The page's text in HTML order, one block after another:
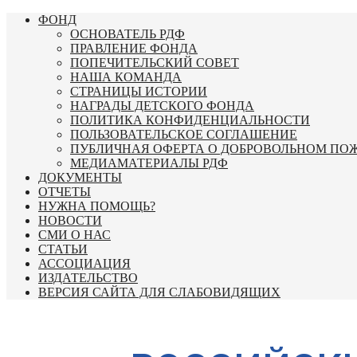
Перейти
содержимому
ФОНД
ОСНОВАТЕЛЬ РДФ
ПРАВЛЕНИЕ ФОНДА
ПОПЕЧИТЕЛЬСКИЙ СОВЕТ
НАША КОМАНДА
СТРАНИЦЫ ИСТОРИИ
НАГРАДЫ ДЕТСКОГО ФОНДА
ПОЛИТИКА КОНФИДЕНЦИАЛЬНОСТИ
ПОЛЬЗОВАТЕЛЬСКОЕ СОГЛАШЕНИЕ
ПУБЛИЧНАЯ ОФЕРТА О ДОБРОВОЛЬНОМ
МЕДИАМАТЕРИАЛЫ РДФ
ДОКУМЕНТЫ
ОТЧЕТЫ
НУЖНА ПОМОЩЬ?
НОВОСТИ
СМИ О НАС
СТАТЬИ
АССОЦИАЦИЯ
ИЗДАТЕЛЬСТВО
ВЕРСИЯ САЙТА ДЛЯ СЛАБОВИДЯЩИХ